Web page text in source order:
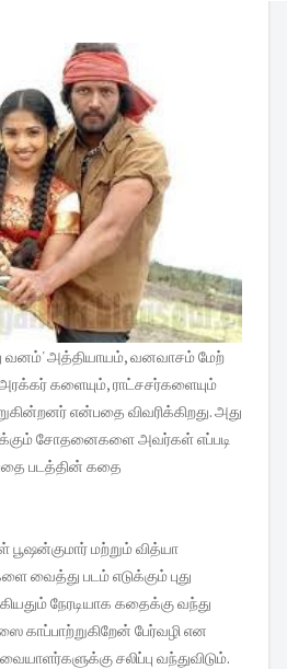
வனம்' அத்தியாயம், வனவாசம் மேற்
களையும், ராட்சசர்களையும்
என்பதை விவரிக்கிறது. அது
சோதனைகளை அவர்கள் எப்படி
படத்தின் கதை
பூஷன்குமார் மற்றும் வித்யா
வைத்து படம் எடுக்கும் புது
நேரடியாக கதைக்கு வந்து
காப்பாற்றுகிறேன் பேர்வழி என
சலிப்பு வந்துவிடும்.